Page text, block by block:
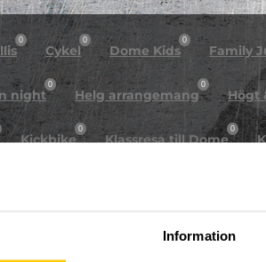
Information
0
Cykel
0
Dome Kids
0
Family
night
0
Helg arrangemang
0
Högt
Kickbike
0
Klassresa till Dome
0
Summercamp